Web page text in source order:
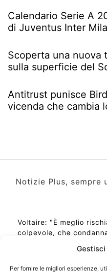
Gestisci
Per fornire le migliori esperienze,
Calendario Serie A
di Juventus Inter
Scoperta una nuova
sulla superficie del
Antitrust punisce
vicenda che cambia
Notizie Plus, sempre
Voltaire: "È meglio
colpevole, che